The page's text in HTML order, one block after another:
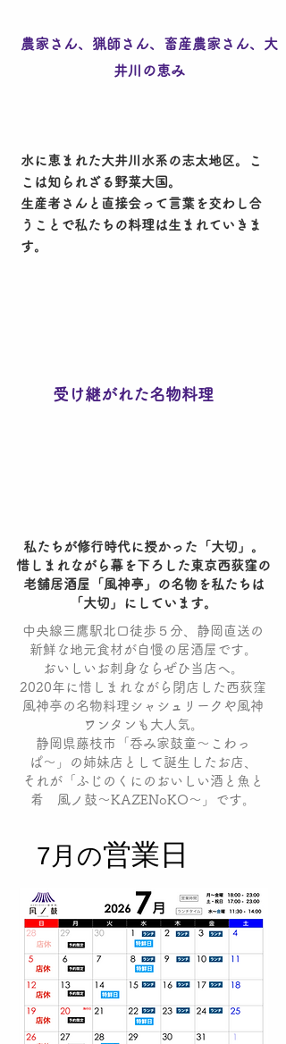
​農家さ ん、猟師さん、畜産農家さん、大
井川の恵み
​水に恵まれた大井川水系の志太地区。こ
こは知られざる野菜大国。
生産者さんと直接会って言葉を交わし合
うことで私たちの料理は生まれていきま
す。
​受け継がれた名物料理
私たちが修行時代に授かった「大切」。
惜しまれながら幕を下ろした東京西荻窪の
老舗居酒屋「風神亭」の名物を私たちは
「大切」にしています。
中央線三鷹駅北口徒歩５分、静岡直送の
新鮮な地元食材が自慢の居酒屋です。
おいしいお刺身ならぜひ当店へ。
2020年に惜しまれながら閉店した西荻窪
風神亭の名物料理シャシュリークや風神
ワンタンも大人気。
静岡県藤枝市「呑み家鼓童〜こわっ
ぱ〜」の姉妹店として誕生したお店、
それが「ふじのくにのおいしい酒と魚と
肴 風ノ鼓〜KAZENoKO〜」です。
7月の​営業日